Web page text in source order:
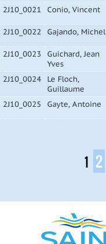
2J10_0021 Conio, Vincent
2J10_0022 Gajando, Michel
2J10_0023
Guichard, Jean
Yves
2J10_0024
Le Floch,
Guillaume
2J10_0025 Gayte, Antoine
1 2